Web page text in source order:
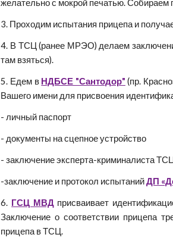
желательно с мокрой печатью. Собираем
3. Проходим испытания прицепа и
4. В ТСЦ (ранее МРЭО) делаем
там взяться).
5. Едем в НДБСЕ "Сантодор" (пр.
Вашего имени для присвоения
- личный паспорт
- документы на сцепное устройство
- заключение эксперта-криминалиста
-заключение и протокол испытанийДП
6. ГСЦ МВД присваивает
Заключение о соответствии прицепа
прицепа в ТСЦ.